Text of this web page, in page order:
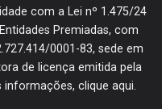
com a Lei nº 1.475/24
Premiadas, com
0001-83, sede em
de licença emitida pela
informações, clique aqui.